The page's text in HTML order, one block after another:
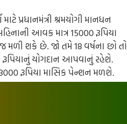
પ્રધાનમંત્રી શ્રમયોગી માનધન
આવક માત્ર 15000 રૂપિયા
શકે છે. જો તમે 18 વર્ષના છો તો
રૂપિયાનું યોગદાન આપવાનું રહેશે.
રૂપિયા માસિક પેન્શન મળશે.